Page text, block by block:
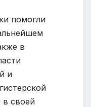
помогли
в
и
в своей